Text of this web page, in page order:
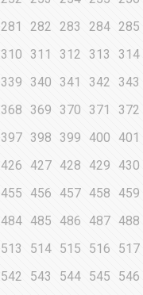
281 282 283 284 285
310 311 312 313 314
339 340 341 342 343
368 369 370 371 372
397 398 399 400 401
426 427 428 429 430
455 456 457 458 459
484 485 486 487 488
513 514 515 516 517
542 543 544 545 546